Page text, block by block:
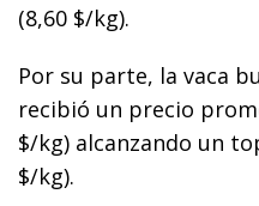
(8,60 $/kg).
Por su parte, la vaca
recibió un precio
$/kg) alcanzando un
$/kg).